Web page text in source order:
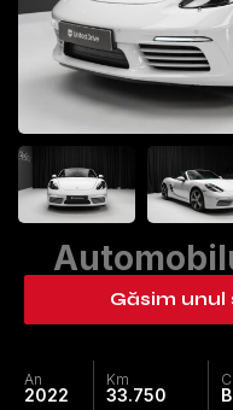
Găsim
An
2022
Km
33.750